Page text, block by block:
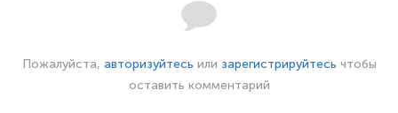
Пожалуйста, авторизуйтесь или зарегистрируйтесь чтобы
оставить комментарий